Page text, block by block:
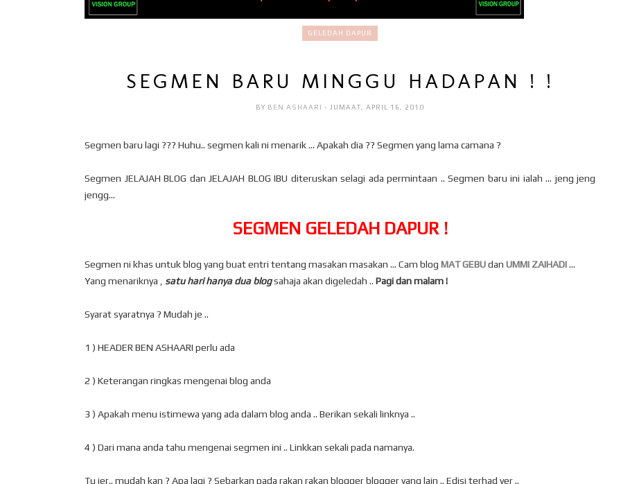
GELEDAH DAPUR
SEGMEN BARU MINGGU HADAPAN ! !
BY BEN ASHAARI - JUMAAT, APRIL 16, 2010
Segmen baru lagi ??? Huhu.. segmen kali ni menarik ... Apakah dia ?? Segmen yang lama camana ?
Segmen JELAJAH BLOG dan JELAJAH BLOG IBU diteruskan selagi ada permintaan .. Segmen baru ini ialah ... jeng jeng
jengg...
SEGMEN GELEDAH DAPUR !
Segmen ni khas untuk blog yang buat entri tentang masakan masakan ... Cam blog MAT GEBUdan UMMI ZAIHADI...
Yang menariknya , satu hari hanya dua blogsahaja akan digeledah .. Pagi dan malam !
Syarat syaratnya ? Mudah je ..
1 ) HEADER BEN ASHAARI perlu ada
2 ) Keterangan ringkas mengenai blog anda
3 ) Apakah menu istimewa yang ada dalam blog anda .. Berikan sekali linknya ..
4 ) Dari mana anda tahu mengenai segmen ini .. Linkkan sekali pada namanya.
Tu jer.. mudah kan ? Apa lagi ? Sebarkan pada rakan rakan blogger blogger yang lain .. Edisi terhad yer ..